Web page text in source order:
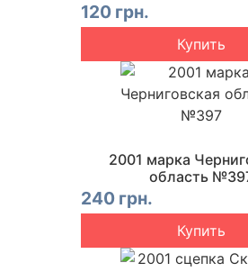
120 грн.
Купить
2001 марка
область
240 грн.
Купить